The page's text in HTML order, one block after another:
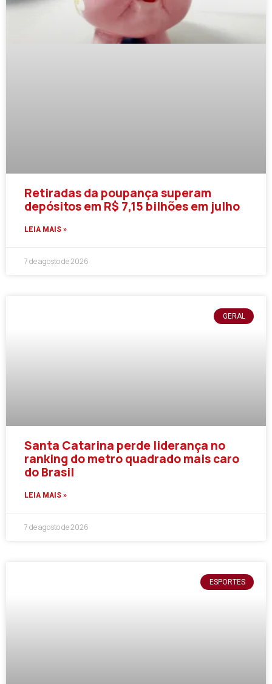
Retiradas da poupança superam
depósitos em R$ 7,15 bilhões em julho
LEIA MAIS »
7 de agosto de 2026
GERAL
Santa Catarina perde liderança no
ranking do metro quadrado mais caro
do Brasil
LEIA MAIS »
7 de agosto de 2026
ESPORTES